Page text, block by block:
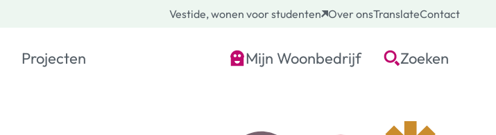
Vestide, wonen voor studenten Over onsTranslateContact
Projecten Mijn Woonbedrijf Zoeken